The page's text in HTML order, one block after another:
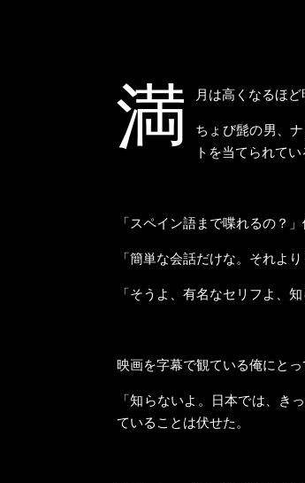
満
月は高くなるほど
ちょび髭の男、
トを当てられて
「スペイン語まで喋れるの？
「簡単な会話だけな。それよ
「そうよ、有名なセリフよ、
映画を字幕で観ている俺にと
「知らないよ。日本では、き
ていることは伏せた。